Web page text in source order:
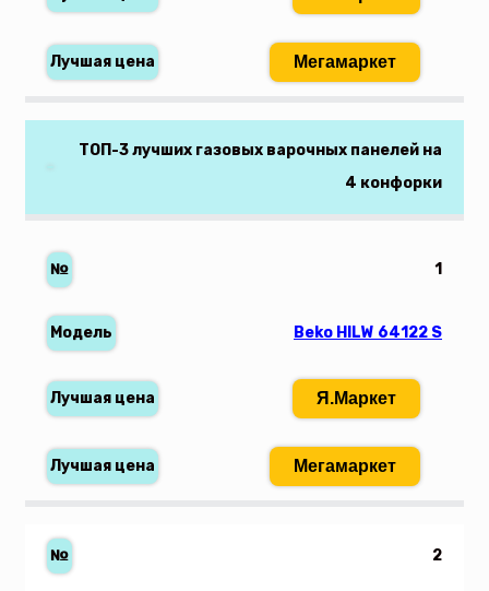
Мегамаркет
ТОП-3 лучших газовых варочных панелей на
4 конфорки
1
Beko HILW 64122 S
Я.Маркет
Мегамаркет
2